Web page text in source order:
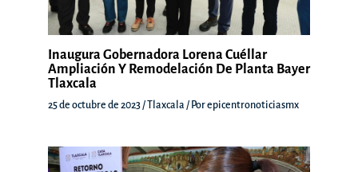
Inaugura Gobernadora Lorena Cuéllar
Ampliación Y Remodelación De Planta Bayer
Tlaxcala
25 de octubre de 2023/ Tlaxcala / Porepicentronoticiasmx